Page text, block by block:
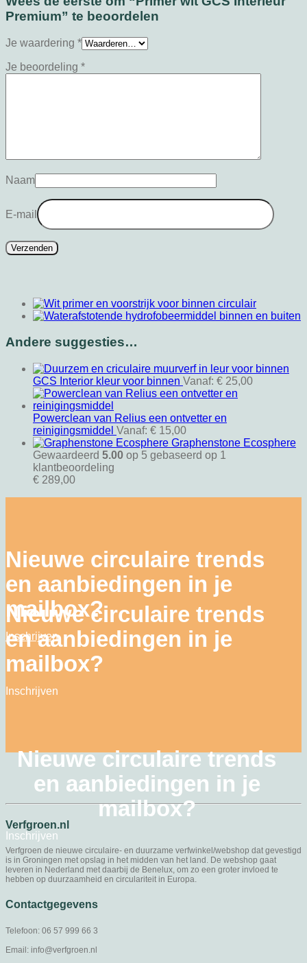
Premium” te beoordelen
Je waardering *
Je beoordeling *
Naam
E-mail
Andere suggesties…
GCS Interior kleur voor binnen Vanaf: € 25,00
Powerclean van Relius een ontvetter en
reinigingsmiddel Vanaf: € 15,00
Graphenstone Ecosphere
Gewaardeerd 5.00 op 5 gebaseerd op 1
klantbeoordeling
€ 289,00
Nieuwe circulaire trends
en aanbiedingen in je
mailbox?
Inschrijven
Nieuwe circulaire trends
en aanbiedingen in je
mailbox?
Inschrijven
Nieuwe circulaire trends
en aanbiedingen in je
mailbox?
Inschrijven
Verfgroen.nl
Verfgroen de nieuwe circulaire- en duurzame verfwinkel/webshop dat gevestigd
is in Groningen met opslag in het midden van het land. De webshop gaat
leveren in Nederland met daarbij de Benelux, om zo een groter invloed te
hebben op duurzaamheid en circulariteit in Europa.
Contactgegevens
Telefoon: 06 57 999 66 3
Email: info@verfgroen.nl